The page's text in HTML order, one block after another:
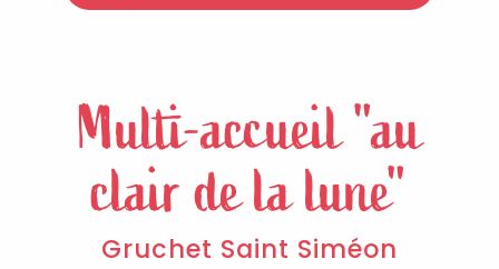
Multi-accueil "au
clair de la lune"
Gruchet Saint Siméon